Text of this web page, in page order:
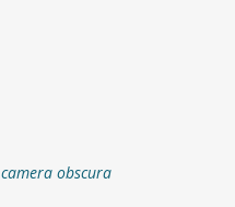
camera obscura